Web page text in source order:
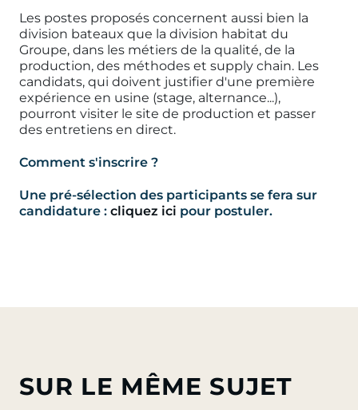
Les postes proposés concernent aussi bien la
division bateaux que la division habitat du
Groupe, dans les métiers de la qualité, de la
production, des méthodes et supply chain. Les
candidats, qui doivent justifier d'une première
expérience en usine (stage, alternance...),
pourront visiter le site de production et passer
des entretiens en direct.
Comment s'inscrire ?
Une pré-sélection des participants se fera sur
candidature : cliquez ici pour postuler.
SUR LE MÊME SUJET